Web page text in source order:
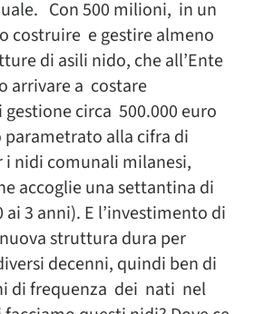
Con 500 milioni, in un
costruire e gestire almeno
di asili nido, che all’Ente
arrivare a costare
circa 500.000 euro
alla cifra di
nidi comunali milanesi,
accoglie una settantina di
3 anni). E l’investimento di
struttura dura per
decenni, quindi ben di
di frequenza dei nati nel